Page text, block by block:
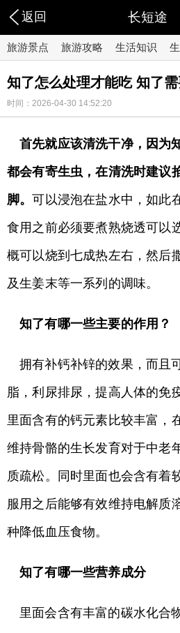
返回 长短途
旅游景点 旅游攻略 生活知识
知了怎么处理才能吃 知了
时间：2026-04-30 14:52:20
首先就应该清洗干净，因为
都会有寄生虫，在清洗时建议
脚。可以浸泡在盐水中，如此
食用之前必须要煮熟烧透可以
概可以烧到七成热左右，然后
及生姜末等一系列的调味。
知了有哪一些主要的作用？
拥有补钙补锌的效果，而且
脂，利尿排尿，提高人体的免
里面含有的钙元素比较丰富，
维持骨骼的生长发育对于中老
质疏松。同时里面也会含有着
服用之后能够有效维持电解质
种降低血压食物。
知了有哪一些营养成分
里面会含有丰富的碳水化合